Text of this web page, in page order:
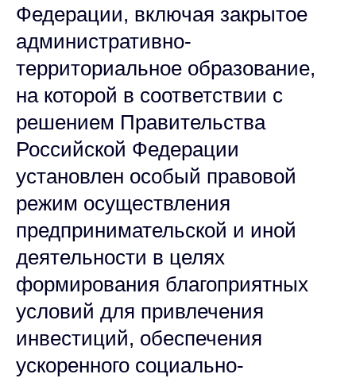
Федерации, включая закрытое
административно-
территориальное образование,
на которой в соответствии с
решением Правительства
Российской Федерации
установлен особый правовой
режим осуществления
предпринимательской и иной
деятельности в целях
формирования благоприятных
условий для привлечения
инвестиций, обеспечения
ускоренного социально-